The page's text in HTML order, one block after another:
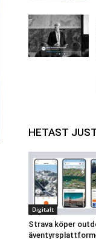
HETAST
Digitalt
Strava köper